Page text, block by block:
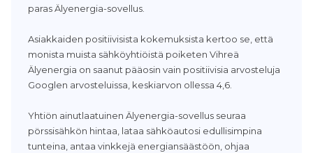
paras Älyenergia-sovellus.
Asiakkaiden positiivisista kokemuksista kertoo se, että
monista muista sähköyhtiöistä poiketen Vihreä
Älyenergia on saanut pääosin vain positiivisia arvosteluja
Googlen arvosteluissa, keskiarvon ollessa 4,6.
Yhtiön ainutlaatuinen Älyenergia-sovellus seuraa
pörssisähkön hintaa, lataa sähköautosi edullisimpina
tunteina, antaa vinkkejä energiansäästöön, ohjaa